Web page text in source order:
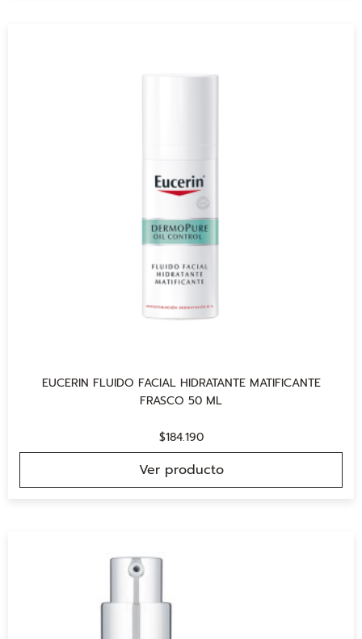
EUCERIN FLUIDO FACIAL HIDRATANTE MATIFICANTE
FRASCO 50 ML
$184.190
Ver producto